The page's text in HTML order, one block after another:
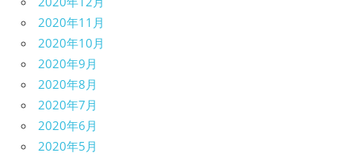
2020年11月
2020年10月
2020年9月
2020年8月
2020年7月
2020年6月
2020年5月